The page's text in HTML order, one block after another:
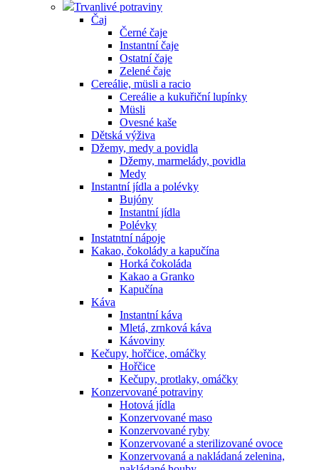
Trvanlivé potraviny
Čaj
Černé čaje
Instantní čaje
Ostatní čaje
Zelené čaje
Cereálie, müsli a racio
Cereálie a kukuřiční lupínky
Müsli
Ovesné kaše
Dětská výživa
Džemy, medy a povidla
Džemy, marmelády, povidla
Medy
Instantní jídla a polévky
Bujóny
Instantní jídla
Polévky
Instatntní nápoje
Kakao, čokolády a kapučína
Horká čokoláda
Kakao a Granko
Kapučína
Káva
Instantní káva
Mletá, zrnková káva
Kávoviny
Kečupy, hořčice, omáčky
Hořčice
Kečupy, protlaky, omáčky
Konzervované potraviny
Hotová jídla
Konzervované maso
Konzervované ryby
Konzervované a sterilizované ovoce
Konzervovaná a nakládaná zelenina,